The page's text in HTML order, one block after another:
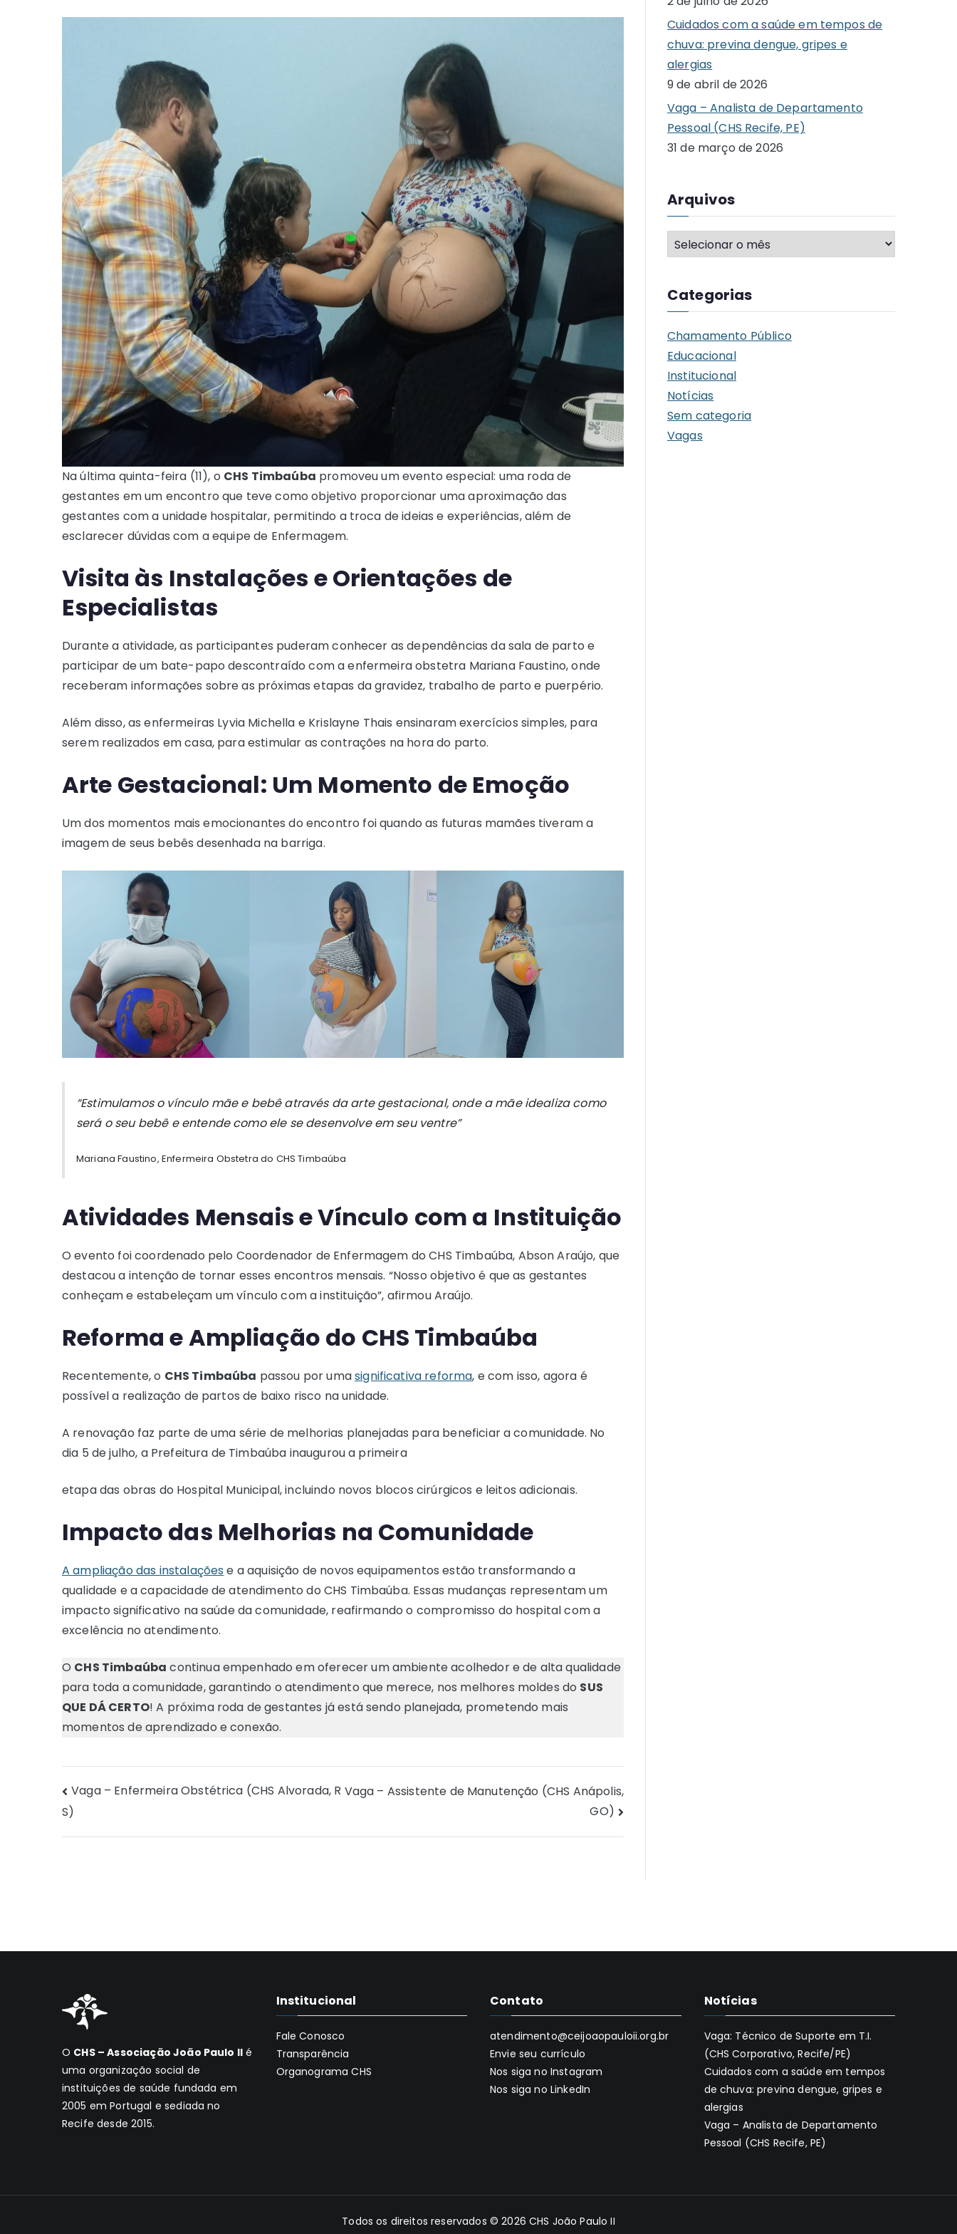
Na última quinta-feira (11), o CHS Timbaúba promoveu um evento especial: uma roda de
gestantes em um encontro que teve como objetivo proporcionar uma aproximação das
gestantes com a unidade hospitalar, permitindo a troca de ideias e experiências, além de
esclarecer dúvidas com a equipe de Enfermagem.
Visita às Instalações e Orientações de
Especialistas
Durante a atividade, as participantes puderam conhecer as dependências da sala de parto e
participar de um bate-papo descontraído com a enfermeira obstetra Mariana Faustino, onde
receberam informações sobre as próximas etapas da gravidez, trabalho de parto e puerpério.
Além disso, as enfermeiras Lyvia Michella e Krislayne Thais ensinaram exercícios simples, para
serem realizados em casa, para estimular as contrações na hora do parto.
Arte Gestacional: Um Momento de Emoção
Um dos momentos mais emocionantes do encontro foi quando as futuras mamães tiveram a
imagem de seus bebês desenhada na barriga.
“Estimulamos o vínculo mãe e bebê através da arte gestacional, onde a mãe idealiza como
será o seu bebê e entende como ele se desenvolve em seu ventre”
Mariana Faustino, Enfermeira Obstetra do CHS Timbaúba
Atividades Mensais e Vínculo com a Instituição
O evento foi coordenado pelo Coordenador de Enfermagem do CHS Timbaúba, Abson Araújo, que
destacou a intenção de tornar esses encontros mensais. “Nosso objetivo é que as gestantes
conheçam e estabeleçam um vínculo com a instituição”, afirmou Araújo.
Reforma e Ampliação do CHS Timbaúba
Recentemente, o CHS Timbaúba passou por umasignificativa reforma, e com isso, agora é
possível a realização de partos de baixo risco na unidade.
A renovação faz parte de uma série de melhorias planejadas para beneficiar a comunidade. No
dia 5 de julho, a Prefeitura de Timbaúba inaugurou a primeira
etapa das obras do Hospital Municipal, incluindo novos blocos cirúrgicos e leitos adicionais.
Impacto das Melhorias na Comunidade
A ampliação das instalações e a aquisição de novos equipamentos estão transformando a
qualidade e a capacidade de atendimento do CHS Timbaúba. Essas mudanças representam um
impacto significativo na saúde da comunidade, reafirmando o compromisso do hospital com a
excelência no atendimento.
O CHS Timbaúba continua empenhado em oferecer um ambiente acolhedor e de alta qualidade
para toda a comunidade, garantindo o atendimento que merece, nos melhores moldes do SUS
QUE DÁ CERTO! A próxima roda de gestantes já está sendo planejada, prometendo mais
momentos de aprendizado e conexão.
Navegação
de
Vaga – Enfermeira Obstétrica (CHS Alvorada, R
S)
Vaga – Assistente de Manutenção (CHS Anápolis,
GO)
Cuidados com a saúde em tempos de
chuva: previna dengue, gripes e
alergias
9 de abril de 2026
Vaga – Analista de Departamento
Pessoal (CHS Recife, PE)
31 de março de 2026
Arquivos
A
r
u
v
o
s
Categorias
Chamamento Público
Educacional
Institucional
Notícias
Sem categoria
Vagas
O CHS – Associação João Paulo II é
uma organização social de
instituições de saúde fundada em
2005 em Portugal e sediada no
Recife desde 2015.
Institucional
Fale Conosco
Transparência
Organograma CHS
Contato
atendimento@ceijoaopauloii.org.br
Envie seu currículo
Nos siga no Instagram
Nos siga no LinkedIn
Notícias
Vaga: Técnico de Suporte em T.I.
(CHS Corporativo, Recife/PE)
Cuidados com a saúde em tempos
de chuva: previna dengue, gripes e
alergias
Vaga – Analista de Departamento
Pessoal (CHS Recife, PE)
Todos os direitos reservados © 2026CHS João Paulo II